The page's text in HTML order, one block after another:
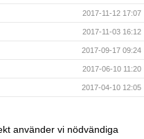
2017-11-12 17:07
2017-11-03 16:12
2017-09-17 09:24
2017-06-10 11:20
2017-04-10 12:05
2016-10-31 19:33
använder vi nödvändiga